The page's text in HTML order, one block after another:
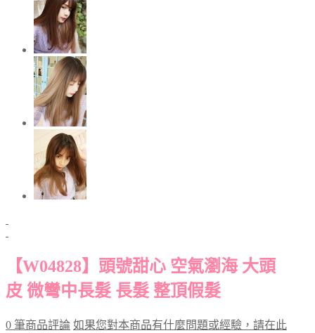
【W04828】頭號甜心 空氣瀏海 大頭
皮 微彎中長髮 長髮 整頂假髮
0 筆商品評論 如果您對本商品有什麼問題或經驗，請在此